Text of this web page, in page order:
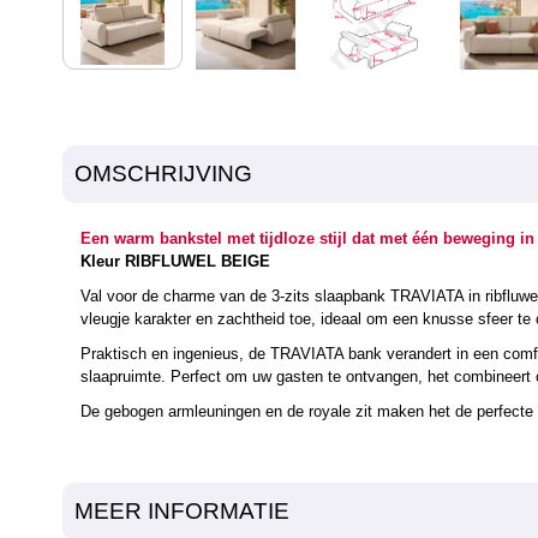
OMSCHRIJVING
Een warm bankstel met tijdloze stijl dat met één beweging in
Kleur RIBFLUWEL BEIGE
Val voor de charme van de 3-zits slaapbank TRAVIATA in
vleugje karakter en zachtheid toe, ideaal om een knusse sfeer te
Praktisch en ingenieus, de TRAVIATA bank verandert in een
slaapruimte. Perfect om uw gasten te ontvangen, het
De gebogen armleuningen en de royale zit maken het de
MEER INFORMATIE